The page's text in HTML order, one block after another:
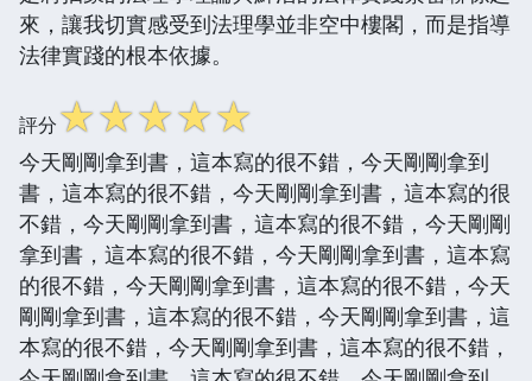
來，讓我切實感受到法理學並非空中樓閣，而是指導
法律實踐的根本依據。
評分☆☆☆☆☆
今天剛剛拿到書，這本寫的很不錯，今天剛剛拿到
書，這本寫的很不錯，今天剛剛拿到書，這本寫的很
不錯，今天剛剛拿到書，這本寫的很不錯，今天剛剛
拿到書，這本寫的很不錯，今天剛剛拿到書，這本寫
的很不錯，今天剛剛拿到書，這本寫的很不錯，今天
剛剛拿到書，這本寫的很不錯，今天剛剛拿到書，這
本寫的很不錯，今天剛剛拿到書，這本寫的很不錯，